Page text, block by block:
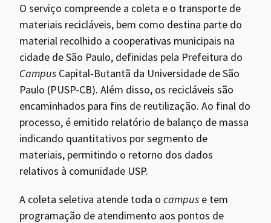
O serviço compreende a coleta e o transporte de
materiais recicláveis, bem como destina parte do
material recolhido a cooperativas municipais na
cidade de São Paulo, definidas pela Prefeitura do
Campus Capital-Butantã da Universidade de São
Paulo (PUSP-CB). Além disso, os recicláveis são
encaminhados para fins de reutilização. Ao final do
processo, é emitido relatório de balanço de massa
indicando quantitativos por segmento de
materiais, permitindo o retorno dos dados
relativos à comunidade USP.
A coleta seletiva atende toda ocampus e tem
programação de atendimento aos pontos de